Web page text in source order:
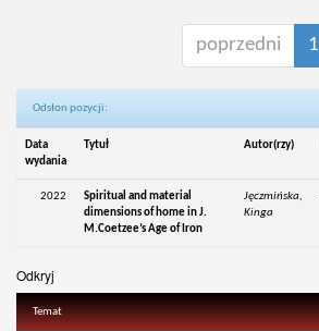
poprzedni 1
Odsłon pozycji:
Data
wydania
Tytuł Autor(rzy)
2022
Spiritual and material
dimensions of home in J.
M.Coetzee’s Age of Iron
Jęczmińska,
Kinga
Odkryj
Temat